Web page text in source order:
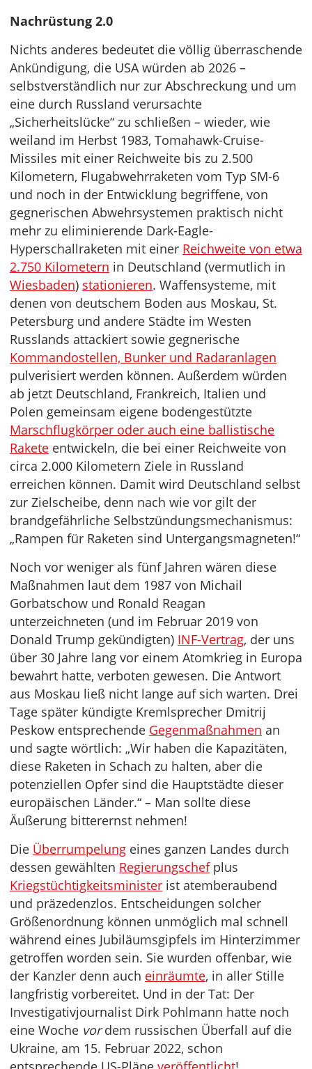
Nachrüstung 2.0
Nichts anderes bedeutet die völlig überraschende
Ankündigung, die USA würden ab 2026 –
selbstverständlich nur zur Abschreckung und um
eine durch Russland verursachte
„Sicherheitslücke“ zu schließen – wieder, wie
weiland im Herbst 1983, Tomahawk-Cruise-
Missiles mit einer Reichweite bis zu 2.500
Kilometern, Flugabwehrraketen vom Typ SM-6
und noch in der Entwicklung begriffene, von
gegnerischen Abwehrsystemen praktisch nicht
mehr zu eliminierende Dark-Eagle-
Hyperschallraketen mit einer Reichweite von etwa
2.750 Kilometern in Deutschland (vermutlich in
Wiesbaden) stationieren. Waffensysteme, mit
denen von deutschem Boden aus Moskau, St.
Petersburg und andere Städte im Westen
Russlands attackiert sowie gegnerische
Kommandostellen, Bunker und Radaranlagen
pulverisiert werden können. Außerdem würden
ab jetzt Deutschland, Frankreich, Italien und
Polen gemeinsam eigene bodengestützte
Marschflugkörper oder auch eine ballistische
Rakete entwickeln, die bei einer Reichweite von
circa 2.000 Kilometern Ziele in Russland
erreichen können. Damit wird Deutschland selbst
zur Zielscheibe, denn nach wie vor gilt der
brandgefährliche Selbstzündungsmechanismus:
„Rampen für Raketen sind Untergangsmagneten!“
Noch vor weniger als fünf Jahren wären diese
Maßnahmen laut dem 1987 von Michail
Gorbatschow und Ronald Reagan
unterzeichneten (und im Februar 2019 von
Donald Trump gekündigten) INF-Vertrag, der uns
über 30 Jahre lang vor einem Atomkrieg in Europa
bewahrt hatte, verboten gewesen. Die Antwort
aus Moskau ließ nicht lange auf sich warten. Drei
Tage später kündigte Kremlsprecher Dmitrij
Peskow entsprechende Gegenmaßnahmen an
und sagte wörtlich: „Wir haben die Kapazitäten,
diese Raketen in Schach zu halten, aber die
potenziellen Opfer sind die Hauptstädte dieser
europäischen Länder.“ – Man sollte diese
Äußerung bitterernst nehmen!
Die Überrumpelung eines ganzen Landes durch
dessen gewählten Regierungschefplus
Kriegstüchtigkeitsminister ist atemberaubend
und präzedenzlos. Entscheidungen solcher
Größenordnung können unmöglich mal schnell
während eines Jubiläumsgipfels im Hinterzimmer
getroffen worden sein. Sie wurden offenbar, wie
der Kanzler denn auch einräumte, in aller Stille
langfristig vorbereitet. Und in der Tat: Der
Investigativjournalist Dirk Pohlmann hatte noch
eine Woche vordem russischen Überfall auf die
Ukraine, am 15. Februar 2022, schon